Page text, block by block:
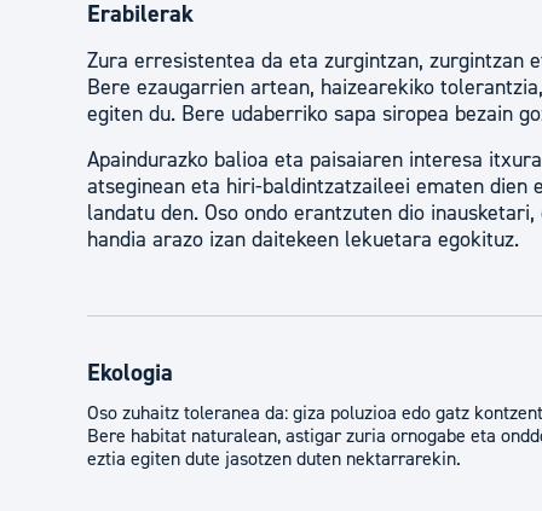
Erabilerak
Zura erresistentea da eta zurgintzan, zurgintzan
Bere ezaugarrien artean, haizearekiko
egiten du. Bere udaberriko sapa siropea bezain
Apaindurazko balioa eta paisaiaren interesa
atseginean eta hiri-baldintzatzaileei ematen dien
landatu den. Oso ondo erantzuten dio
handia arazo izan daitekeen lekuetara egokituz.
Ekologia
Oso zuhaitz toleranea da: giza poluzioa edo gatz
Bere habitat naturalean, astigar zuria ornogabe eta
eztia egiten dute jasotzen duten nektarrarekin.